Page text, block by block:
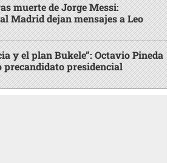
muerte de Jorge Messi:
Madrid dejan mensajes a Leo
y el plan Bukele”: Octavio Pineda
precandidato presidencial